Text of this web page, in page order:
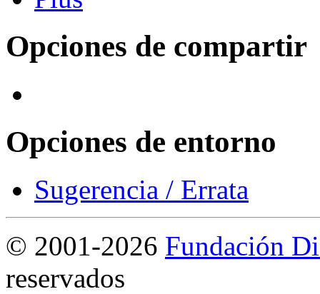
Opciones de compartir
Opciones de entorno
Sugerencia / Errata
© 2001-2026 Fundación
reservados